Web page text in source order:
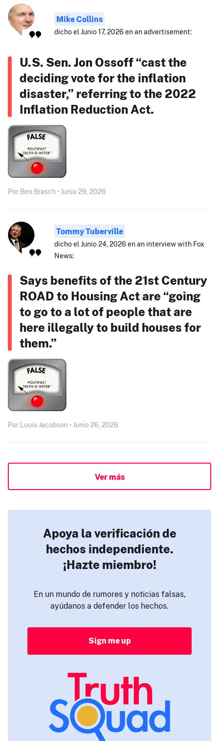
Mike Collins
dicho el Junio 17, 2026 en an advertisement:
U.S. Sen. Jon Ossoff “cast the
deciding vote for the inflation
disaster,” referring to the 2022
Inflation Reduction Act.
Por Ben Brasch • Junio 29, 2026
Tommy Tuberville
dicho el Junio 24, 2026 en an interview with Fox
News:
Says benefits of the 21st Century
ROAD to Housing Act are “going
to go to a lot of people that are
here illegally to build houses for
them.”
Por Louis Jacobson • Junio 26, 2026
Ver más
Apoya la verificación de
hechos independiente.
¡Hazte miembro!
En un mundo de rumores y noticias falsas,
ayúdanos a defender los hechos.
Sign me up